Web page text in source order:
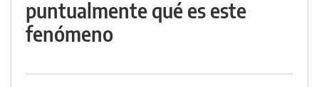
puntualmente qué es este
fenómeno